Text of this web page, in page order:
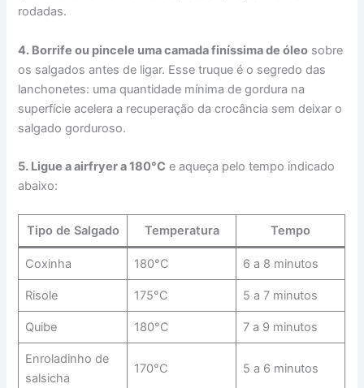
rodadas.
4. Borrife ou pincele uma camada finíssima de óleo sobre
os salgados antes de ligar. Esse truque é o segredo das
lanchonetes: uma quantidade mínima de gordura na
superfície acelera a recuperação da crocância sem deixar o
salgado gorduroso.
5. Ligue a airfryer a 180°C e aqueça pelo tempo indicado
abaixo:
Tipo de Salgado Temperatura Tempo
Coxinha 180°C 6 a 8 minutos
Risole 175°C 5 a 7 minutos
Quibe 180°C 7 a 9 minutos
Enroladinho de
salsicha
170°C 5 a 6 minutos